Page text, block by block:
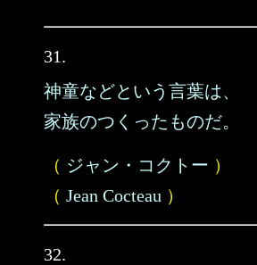
31.
神童などという言葉は、
家族のつくったものだ。
（ ジャン・コクトー ）
（ Jean Cocteau ）
32.